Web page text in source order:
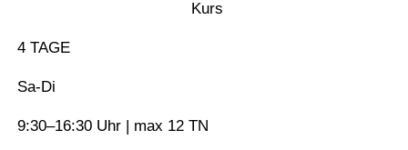
4 TAGE
Sa-Di
9:30–16:30 Uhr | max 12 TN